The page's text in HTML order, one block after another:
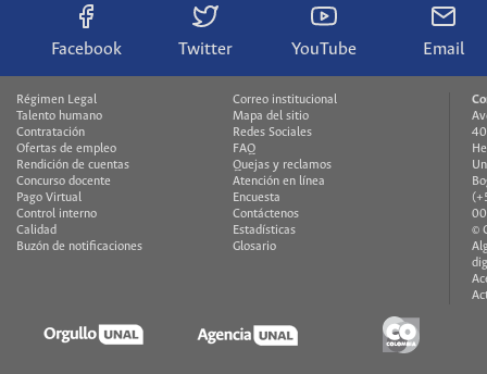
Facebook Twitter YouTube Email
Régimen Legal
Talento humano
Contratación
Ofertas de empleo
Rendición de cuentas
Concurso docente
Pago Virtual
Control interno
Calidad
Buzón de notificaciones
Correo institucional
Mapa del sitio
Redes Sociales
FAQ
Quejas y reclamos
Atención en línea
Encuesta
Contáctenos
Estadísticas
Glosario
©